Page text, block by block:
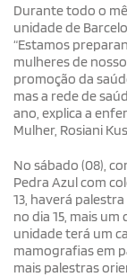
Durante todo o
unidade de
“Estamos
mulheres de
promoção da
mas a rede de
ano, explica a
Mulher, Rosiani
No sábado (08),
Pedra Azul com
13, haverá
no dia 15, mais
unidade terá um
mamografias em
mais palestras